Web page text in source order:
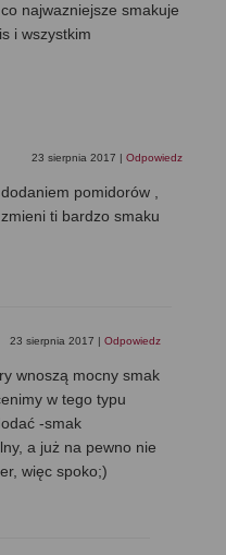
najwazniejsze smakuje
i wszystkim
23 sierpnia 2017 | Odpowiedz
pomidorów ,
ti bardzo smaku
23 sierpnia 2017 | Odpowiedz
wnoszą mocny smak
w tego typu
-smak
a już na pewno nie
więc spoko;)